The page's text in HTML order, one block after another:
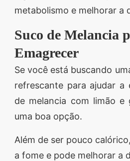
metabolismo e melhorar a
Suco de Melancia
Emagrecer
Se você está buscando
refrescante para ajudar a
de melancia com limão e
uma boa opção.
Além de ser pouco
a fome e pode melhorar a